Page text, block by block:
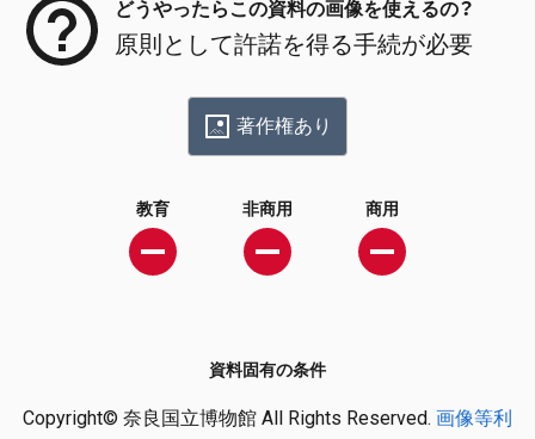
どうやったらこの資料の画像を使えるの？
原則として許諾を得る手続が必要
著作権あり
教育 非商用 商用
資料固有の条件
Copyright© 奈良国立博物館 All Rights Reserved. 画像等利